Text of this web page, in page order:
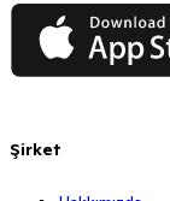
App Store
Şirket